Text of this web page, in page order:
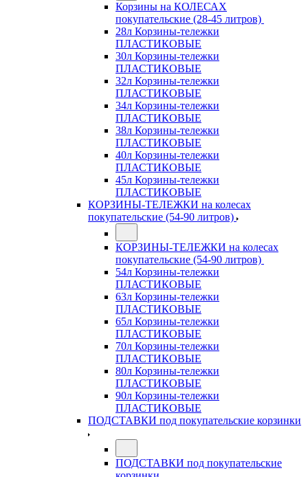
Корзины на КОЛЕСАХ
покупательские (28-45 литров)
28л Корзины-тележки
ПЛАСТИКОВЫЕ
30л Корзины-тележки
ПЛАСТИКОВЫЕ
32л Корзины-тележки
ПЛАСТИКОВЫЕ
34л Корзины-тележки
ПЛАСТИКОВЫЕ
38л Корзины-тележки
ПЛАСТИКОВЫЕ
40л Корзины-тележки
ПЛАСТИКОВЫЕ
45л Корзины-тележки
ПЛАСТИКОВЫЕ
КОРЗИНЫ-ТЕЛЕЖКИ на колесах
покупательские (54-90 литров)
КОРЗИНЫ-ТЕЛЕЖКИ на колесах
покупательские (54-90 литров)
54л Корзины-тележки
ПЛАСТИКОВЫЕ
63л Корзины-тележки
ПЛАСТИКОВЫЕ
65л Корзины-тележки
ПЛАСТИКОВЫЕ
70л Корзины-тележки
ПЛАСТИКОВЫЕ
80л Корзины-тележки
ПЛАСТИКОВЫЕ
90л Корзины-тележки
ПЛАСТИКОВЫЕ
ПОДСТАВКИ под покупательские корзинки
ПОДСТАВКИ под покупательские